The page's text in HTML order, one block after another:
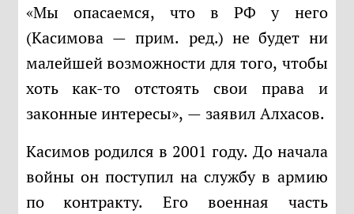
«Мы опасаемся, что в РФ у него
(Касимова — прим. ред.) не будет ни
малейшей возможности для того, чтобы
хоть как-то отстоять свои права и
законные интересы», — заявил Алхасов.
Касимов родился в 2001 году. До начала
войны он поступил на службу в армию
по контракту. Его военная часть